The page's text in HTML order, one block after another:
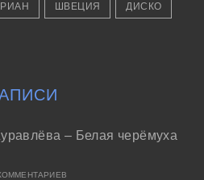
ШВЕЦИЯ ДИСКО
– Белая черёмуха